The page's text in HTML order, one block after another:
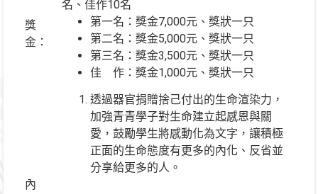
獎
金：
名、佳作10名
第一名：獎金7,000元、獎狀一只
第二名：獎金5,000元、獎狀一只
第三名：獎金3,500元、獎狀一只
佳 作：獎金1,000元、獎狀一只
內
透過器官捐贈捨己付出的生命渲染力，
加強青青學子對生命建立起感恩與關
愛，鼓勵學生將感動化為文字，讓積極
正面的生命態度有更多的內化、反省並
分享給更多的人。